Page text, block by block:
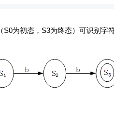
（S0为初态，S3为终态）可识别字